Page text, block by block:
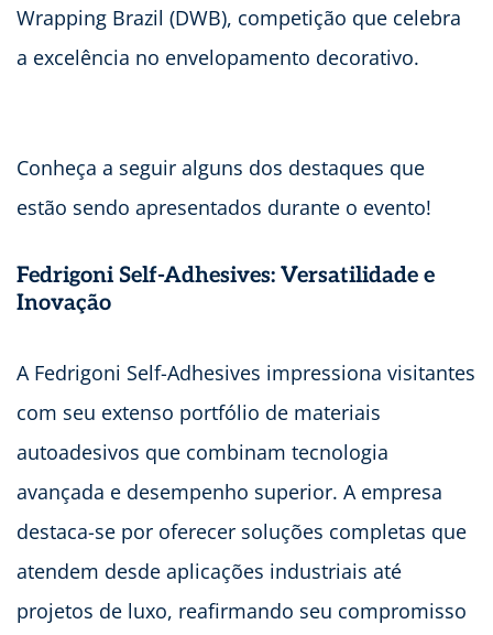
Wrapping Brazil (DWB), competição que celebra
a excelência no envelopamento decorativo.
Conheça a seguir alguns dos destaques que
estão sendo apresentados durante o evento!
Fedrigoni Self-Adhesives: Versatilidade e
Inovação
A Fedrigoni Self-Adhesives impressiona visitantes
com seu extenso portfólio de materiais
autoadesivos que combinam tecnologia
avançada e desempenho superior. A empresa
destaca-se por oferecer soluções completas que
atendem desde aplicações industriais até
projetos de luxo, reafirmando seu compromisso